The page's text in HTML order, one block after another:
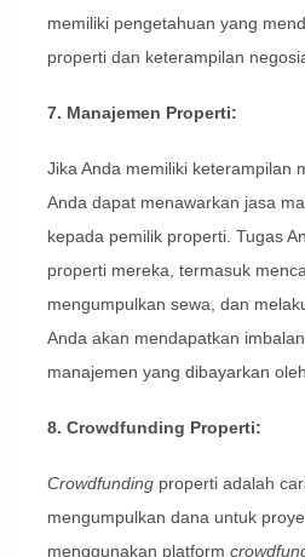
memiliki pengetahuan yang
properti dan keterampilan
7. Manajemen Properti:
Jika Anda memiliki keterampilan
Anda dapat menawarkan jasa
kepada pemilik properti. Tugas
properti mereka, termasuk
mengumpulkan sewa, dan
Anda akan mendapatkan
manajemen yang dibayarkan
8. Crowdfunding Properti:
Crowdfundingproperti adalah
mengumpulkan dana untuk
menggunakan platform